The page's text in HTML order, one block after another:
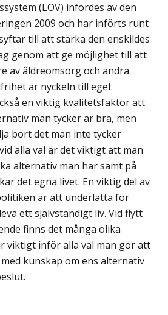
(LOV) infördes av den
2009 och har införts runt
till att stärka den enskildes
genom att ge möjlighet till att
av äldreomsorg och andra
är nyckeln till eget
en viktig kvalitetsfaktor att
man tycker är bra, men
bort det man inte tycker
alla val är det viktigt att man
alternativ man har samt på
det egna livet. En viktig del av
är att underlätta för
ett självständigt liv. Vid flytt
finns det många olika
viktigt inför alla val man gör att
kunskap om ens alternativ